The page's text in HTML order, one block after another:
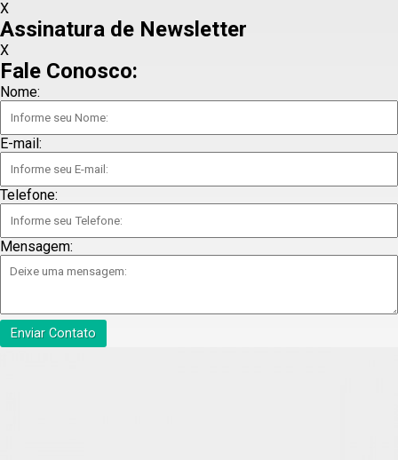
X
Assinatura de Newsletter
X
Fale Conosco:
Nome:
E-mail:
Telefone:
Mensagem:
Enviar Contato